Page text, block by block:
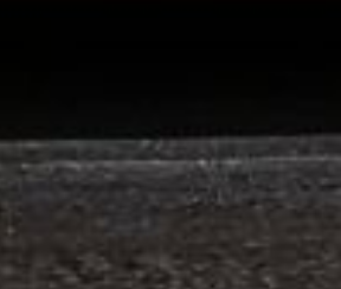
av Containerhandel CARU